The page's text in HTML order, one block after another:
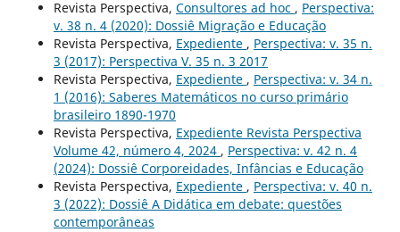
Revista Perspectiva, Consultores ad hoc , Perspectiva:
v. 38 n. 4 (2020): Dossiê Migração e Educação
Revista Perspectiva, Expediente , Perspectiva: v. 35 n.
3 (2017): Perspectiva V. 35 n. 3 2017
Revista Perspectiva, Expediente , Perspectiva: v. 34 n.
1 (2016): Saberes Matemáticos no curso primário
brasileiro 1890-1970
Revista Perspectiva, Expediente Revista Perspectiva
Volume 42, número 4, 2024 , Perspectiva: v. 42 n. 4
(2024): Dossiê Corporeidades, Infâncias e Educação
Revista Perspectiva, Expediente , Perspectiva: v. 40 n.
3 (2022): Dossiê A Didática em debate: questões
contemporâneas